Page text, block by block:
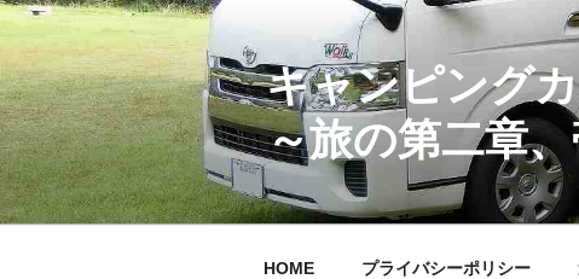
コ
テ
ン
ツ
へ
ス
キ
キャンピング
～旅の第二章
HOME プライバシーポリシー